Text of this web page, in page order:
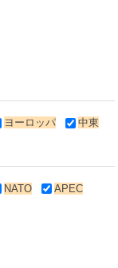
ヨーロッパ
中東
NATO
APEC